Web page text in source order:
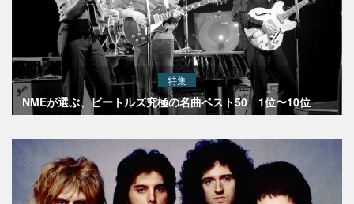
特集
NMEが選ぶ、ビートルズ究極の名曲ベスト50 1位〜10位